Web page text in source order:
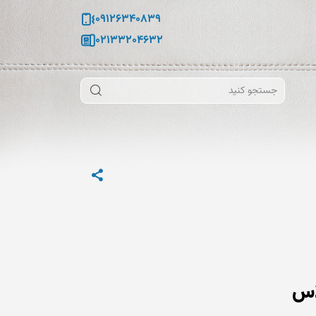
09126340839
02133204632